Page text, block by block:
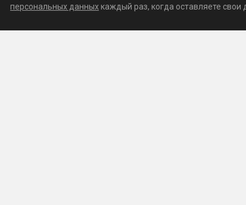
персональных данныхкаждый раз, когда оставляете